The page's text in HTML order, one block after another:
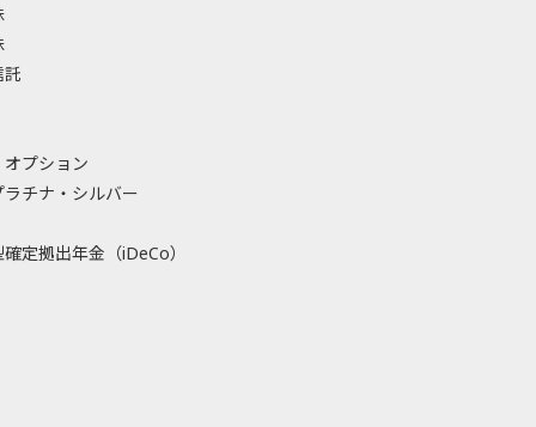
託
プション
ラチナ・シルバー
定拠出年金（iDeCo）